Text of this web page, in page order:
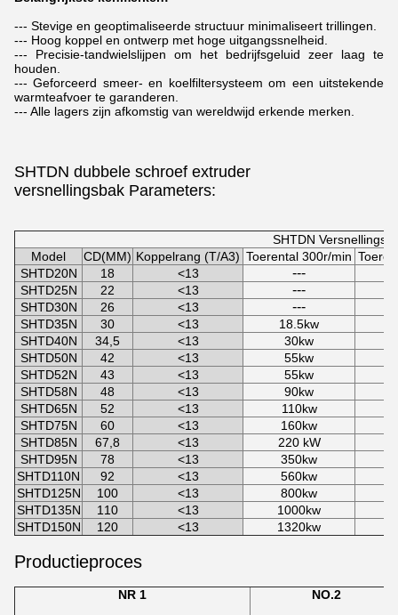
--- Stevige en geoptimaliseerde structuur minimaliseert trillingen.
--- Hoog koppel en ontwerp met hoge uitgangssnelheid.
--- Precisie-tandwielslijpen om het bedrijfsgeluid zeer laag te
houden.
--- Geforceerd smeer- en koelfiltersysteem om een ​​uitstekende
warmteafvoer te garanderen.
--- Alle lagers zijn afkomstig van wereldwijd erkende merken.
SHTDN dubbele schroef extruder
versnellingsbak Parameters:
SHTDN
Model
CD(MM) Koppelrang (T/A3) Toerental 300r/min
SHTD20N
18 <13 ---
SHTD25N 22 <13 ---
SHTD30N 26 <13 ---
SHTD35N 30 <13 18.5kw
SHTD40N
34,5 <13 30kw
SHTD50N
42 <13 55kw
SHTD52N
43 <13 55kw
SHTD58N
48 <13 90kw
SHTD65N
52 <13 110kw
SHTD75N
60 <13 160kw
SHTD85N
67,8 <13 220 kW
SHTD95N
78 <13 350kw
SHTD110N
92 <13 560kw
SHTD125N
100 <13 800kw
SHTD135N
110 <13 1000kw
SHTD150N
120 <13 1320kw
Productieproces
NR 1
NO.2